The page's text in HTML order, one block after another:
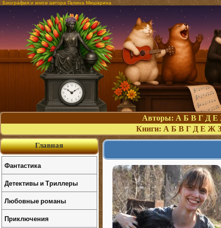
Биография и книги автора Галина Мишарина
Авторы: А Б В Г Д Е
Книги: А Б В Г Д Е Ж З
Главная
Фантастика
Детективы и Триллеры
Любовные романы
Приключения